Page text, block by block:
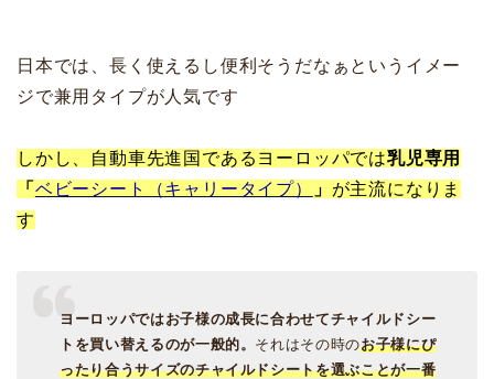
日本では、長く使えるし便利そうだなぁというイメー
ジで兼用タイプが人気です
しかし、自動車先進国であるヨーロッパでは乳児専用
「 ベビーシート（キャリータイプ） 」 が主流になりま
す
ヨーロッパではお子様の成長に合わせてチャイルドシー
トを買い替えるのが一般的。 それはその時のお子様にぴ
ったり合うサイズのチャイルドシートを選ぶことが一番